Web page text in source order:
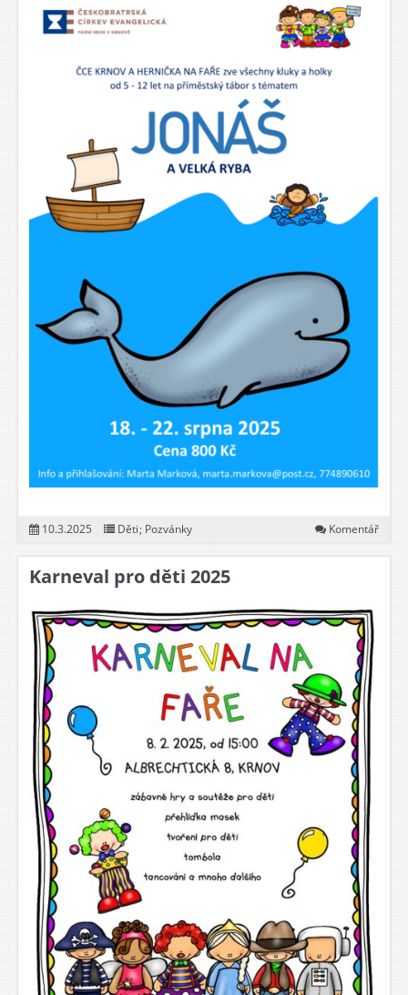
10.3.2025 Děti; Pozvánky Komentář
Karneval pro děti 2025